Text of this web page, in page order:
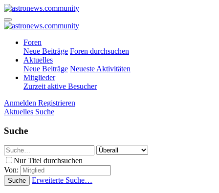
Foren
Neue Beiträge Foren durchsuchen
Aktuelles
Neue Beiträge Neueste Aktivitäten
Mitglieder
Zurzeit aktive Besucher
Anmelden Registrieren
Aktuelles Suche
Suche
Nur Titel durchsuchen
Von:
Suche Erweiterte Suche…